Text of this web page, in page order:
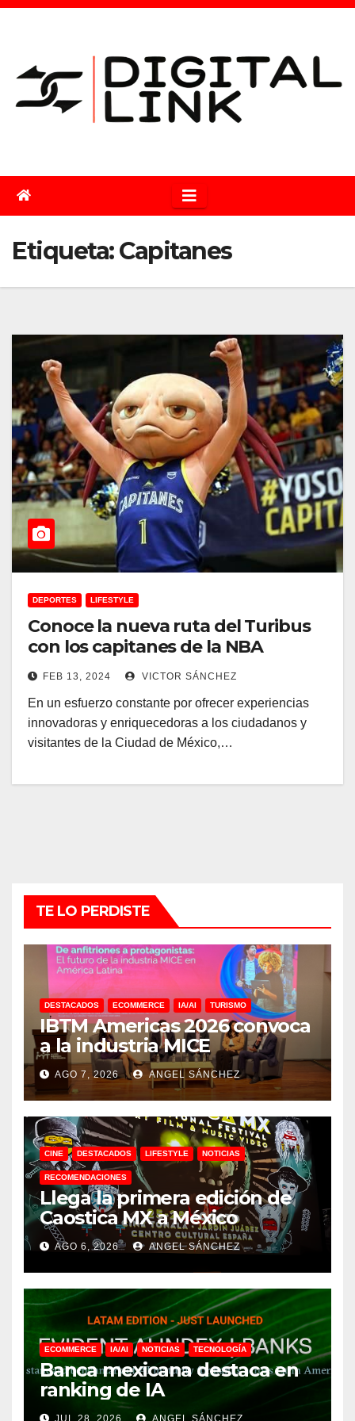
Saltar
Etiqueta:Capitanes
DEPORTES LIFESTYLE
Conoce la nueva ruta del Turibus
con los capitanes de la NBA
FEB 13, 2024 VICTOR SÁNCHEZ
En un esfuerzo constante por ofrecer experiencias
innovadoras y enriquecedoras a los ciudadanos y
visitantes de la Ciudad de México,…
TE LO PERDISTE
DESTACADOS ECOMMERCE IA/AI TURISMO
IBTM Americas 2026 convoca
a la industria MICE
AGO 7, 2026 ANGEL SÁNCHEZ
CINE DESTACADOS LIFESTYLE NOTICIAS
RECOMENDACIONES
Llega la primera edición de
Caostica MX a México
AGO 6, 2026 ANGEL SÁNCHEZ
ECOMMERCE IA/AI NOTICIAS TECNOLOGÍA
Banca mexicana destaca en
ranking de IA
JUL 28, 2026 ANGEL SÁNCHEZ